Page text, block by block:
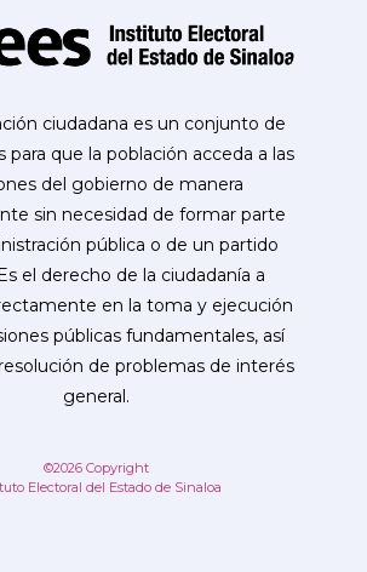
ciudadana es un conjunto de
para que la población acceda a las
del gobierno de manera
sin necesidad de formar parte
pública o de un partido
el derecho de la ciudadanía a
en la toma y ejecución
públicas fundamentales, así
de problemas de interés
general.
©2026 Copyright
Electoral del Estado de Sinaloa